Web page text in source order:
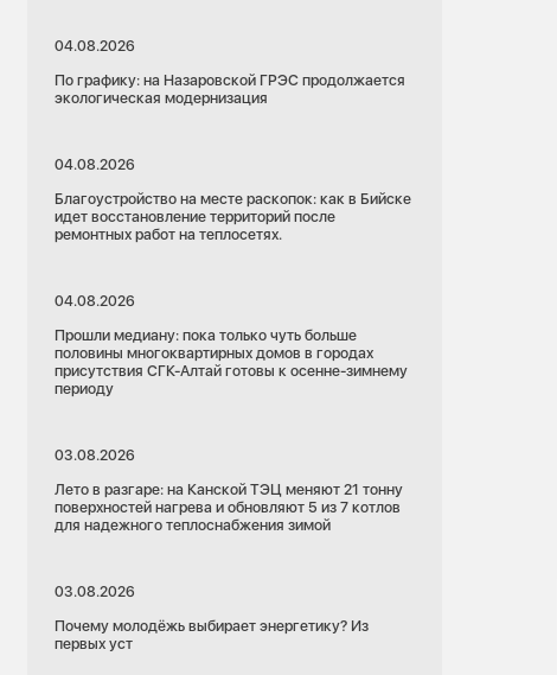
04.08.2026
По графику: на Назаровской ГРЭС продолжается
экологическая модернизация
04.08.2026
Благоустройство на месте раскопок: как в Бийске
идет восстановление территорий после
ремонтных работ на теплосетях.
04.08.2026
Прошли медиану: пока только чуть больше
половины многоквартирных домов в городах
присутствия СГК-Алтай готовы к осенне-зимнему
периоду
03.08.2026
Лето в разгаре: на Канской ТЭЦ меняют 21 тонну
поверхностей нагрева и обновляют 5 из 7 котлов
для надежного теплоснабжения зимой
03.08.2026
Почему молодёжь выбирает энергетику? Из
первых уст